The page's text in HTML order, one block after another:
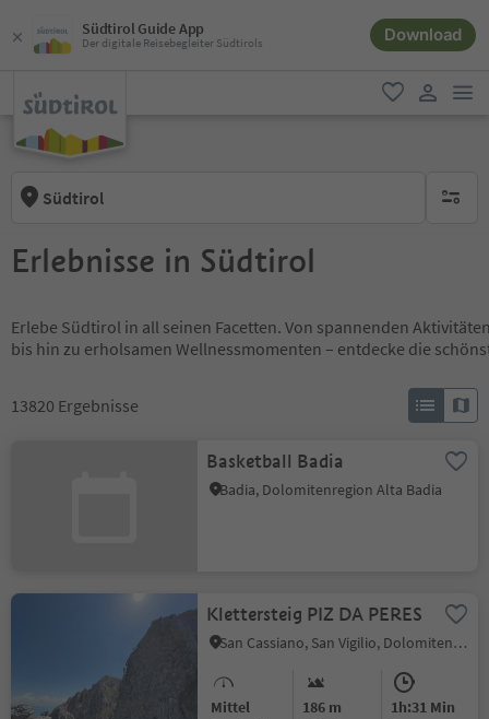
Südtirol Guide App
Der digitale Reisebegleiter Südtirols Download
favorit
Südtirol keine
Erlebnisse in Südtirol
Erlebe Südtirol in all seinen Facetten. Von spannenden
bis hin zu erholsamen Wellnessmomenten – entdecke die
13820 Ergebnisse
Basketball Badia
Badia, Dolomitenregion Alta Badia
Klettersteig PIZ DA PERES
San Cassiano, San Vigilio, Dolomitenregion Kronplatz
Mittel 186 m 1h:31 Min